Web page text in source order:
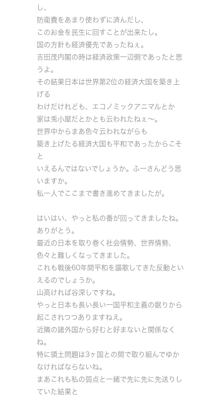
し、
防衛費をあまり使わずに済んだし、
このお金を民生に回すことが出来たし。
国の方針も経済優先であったねぇ。
吉田茂内閣の時は経済政策一辺倒であったと思
うよ。
その結果日本は世界第2位の経済大国を築き上
げる
わけだけれども、エコノミックアニマルとか
家は兎小屋だとかとも云われたねぇ～。
世界中からまあ色々云われながらも
築き上げたる経済大国も平和であったからこそ
と
いえるんではないでしょうか。ふーさんどう思
いますか。
私一人でここまで書き進めてきましたが。
はいはい、やっと私の番が回ってきましたね。
ありがとう。
最近の日本を取り巻く社会情勢、世界情勢、
色々と難しくなってきました。
これも戦後60年間平和を謳歌してきた反動とい
えるのでしょうか。
山高ければ谷深しですね。
やっと日本も長い長い一国平和主義の眠りから
起こされつつありますねえ。
近隣の諸外国から好むと好まないと関係なく
ね。
特に領土問題は3ヶ国との間で取り組んでゆか
なければならないね。
まあこれも私の弱点と一緒で先に先に先送りし
ていた結果と